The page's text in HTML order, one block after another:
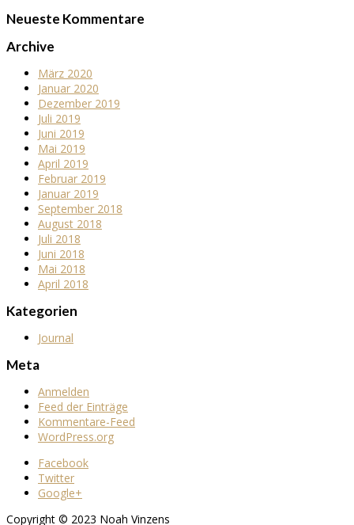
Neueste Kommentare
Archive
März 2020
Januar 2020
Dezember 2019
Juli 2019
Juni 2019
Mai 2019
April 2019
Februar 2019
Januar 2019
September 2018
August 2018
Juli 2018
Juni 2018
Mai 2018
April 2018
Kategorien
Journal
Meta
Anmelden
Feed der Einträge
Kommentare-Feed
WordPress.org
Facebook
Twitter
Google+
Copyright © 2023 Noah Vinzens